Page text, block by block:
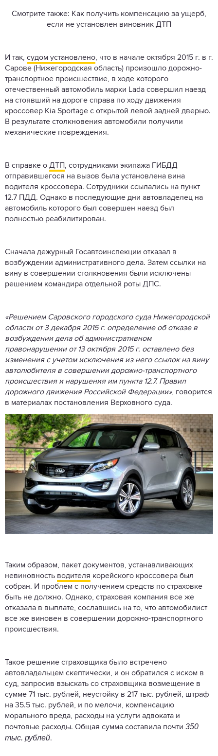
Смотрите также: Как получить компенсацию за ущерб,
если не установлен виновник ДТП
И так, судом установлено, что в начале октября 2015 г. в г.
Сарове (Нижегородская область) произошло дорожно-
транспортное происшествие, в ходе которого
отечественный автомобиль марки Lada совершил наезд
на стоявший на дороге справа по ходу движения
кроссовер Kia Sportage с открытой левой задней дверью.
В результате столкновения автомобили получили
механические повреждения.
В справке о ДТП , сотрудниками экипажа ГИБДД
отправившегося на вызов была установлена вина
водителя кроссовера. Сотрудники ссылались на пункт
12.7 ПДД. Однако в последующие дни автовладелец на
автомобиль которого был совершен наезд был
полностью реабилитирован.
Сначала дежурный Госавтоинспекции отказал в
возбуждении административного дела. Затем ссылки на
вину в совершении столкновения были исключены
решением командира отдельной роты ДПС.
«Решением Саровского городского суда Нижегородской
области от 3 декабря 2015 г. определение об отказе в
возбуждении дела об административном
правонарушении от 13 октября 2015 г. оставлено без
изменения с учетом исключения из него ссылок на вину
автолюбителя в совершении дорожно-транспортного
происшествия и нарушения им пункта 12.7. Правил
дорожного движения Российской Федерации», говорится
в материалах постановления Верховного суда.
Таким образом, пакет документов, устанавливающих
невиновность водителя корейского кроссовера был
собран. И проблем с получением средств по страховке
быть не должно. Однако, страховая компания все же
отказала в выплате, сославшись на то, что автомобилист
все же виновен в совершении дорожно-транспортного
происшествия.
Такое решение страховщика было встречено
автовладельцем скептически, и он обратился с иском в
суд, запросив взыскать со страховщика возмещение в
сумме 71 тыс. рублей, неустойку в 217 тыс. рублей, штраф
на 35.5 тыс. рублей, и по мелочи, компенсацию
морального вреда, расходы на услуги адвоката и
почтовые расходы. Общая сумма составила почти 350
тыс. рублей.